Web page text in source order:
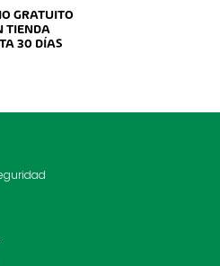
GRATUITO
TIENDA
30 DÍAS